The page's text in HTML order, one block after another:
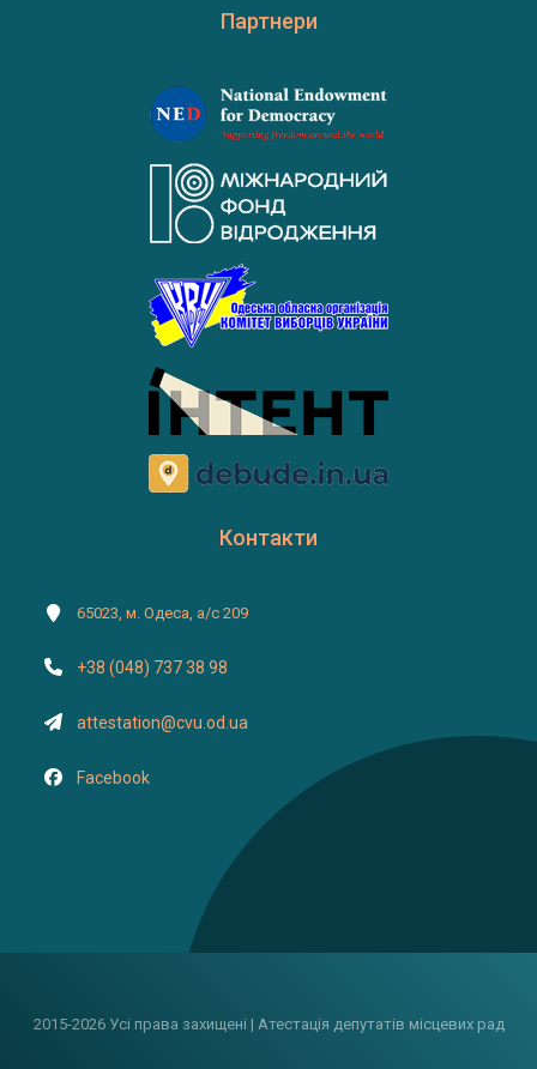
Партнери
Контакти
65023, м. Одеса, а/с 209
+38 (048) 737 38 98
attestation@cvu.od.ua
Facebook
2015-2026 Усі права захищені | Атестація депутатів місцевих рад